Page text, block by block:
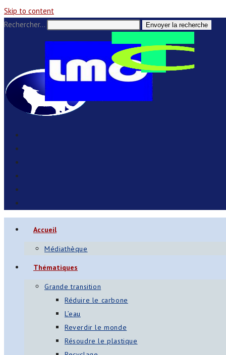
Skip to content
Rechercher…
Envoyer la recherche
Accueil
Médiathèque
Thématiques
Grande transition
Réduire le carbone
L’eau
Reverdir le monde
Résoudre le plastique